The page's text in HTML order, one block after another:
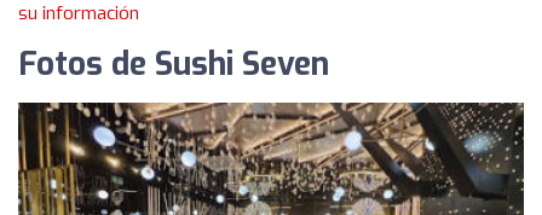
su información
Fotos de Sushi Seven